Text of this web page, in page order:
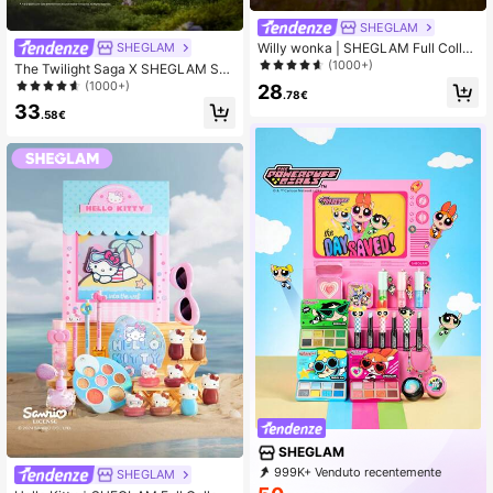
SHEGLAM
The Twilight Saga X SHEGLAM Set
Collezione Completa Marca Di Bell
E Ragazze
(1000+)
33.58€
SHEGLAM
SHEGLAM
Willy wonka | SHEGLAM Full Collec
tion Set Trucco Marrone Marca Di B
e E Ragazze
(1000+)
28.78€
SHEGLAM
999K+ Venduto recentemente
999K+ Acquisto ripetuto